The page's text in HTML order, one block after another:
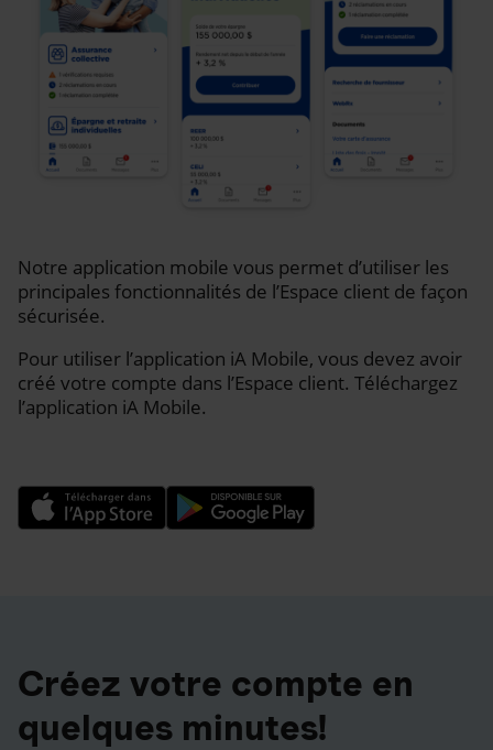
Notre application mobile vous permet d’utiliser les
principales fonctionnalités de l’Espace client de façon
sécurisée.
Pour utiliser l’application iA Mobile, vous devez avoir
créé votre compte dans l’Espace client. Téléchargez
l’application iA Mobile.
Créez votre compte en
quelques minutes!